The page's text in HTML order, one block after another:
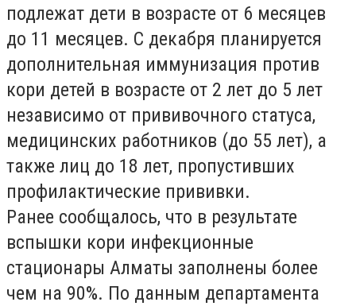
подлежат дети в возрасте от 6 месяцев
до 11 месяцев. С декабря планируется
дополнительная иммунизация против
кори детей в возрасте от 2 лет до 5 лет
независимо от прививочного статуса,
медицинских работников (до 55 лет), а
также лиц до 18 лет, пропустивших
профилактические прививки.
Ранее сообщалось, что в результате
вспышки кори инфекционные
стационары Алматы заполнены более
чем на 90%. По данным департамента